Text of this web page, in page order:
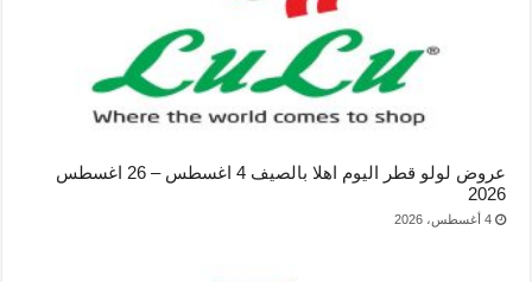
عروض لولو قطر اليوم اهلا بالصيف 4 اغسطس – 26 اغسطس
2026
4 أغسطس، 2026